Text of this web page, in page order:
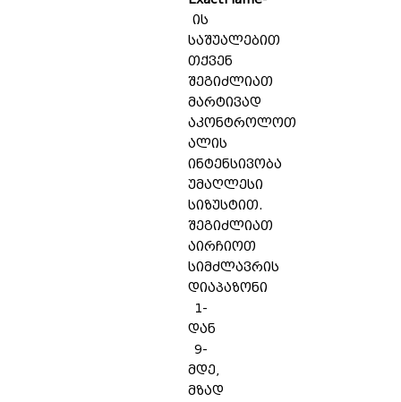
ის
საშუალებით
თქვენ
შეგიძლიათ
მარტივად
აკონტროლოთ
ალის
ინტენსივობა
უმაღლესი
სიზუსტით.
შეგიძლიათ
აირჩიოთ
სიმძლავრის
დიაპაზონი
1-
დან
9-
მდე,
მზად